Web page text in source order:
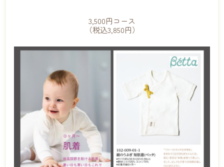
3,500円コース
（税込3,850円）